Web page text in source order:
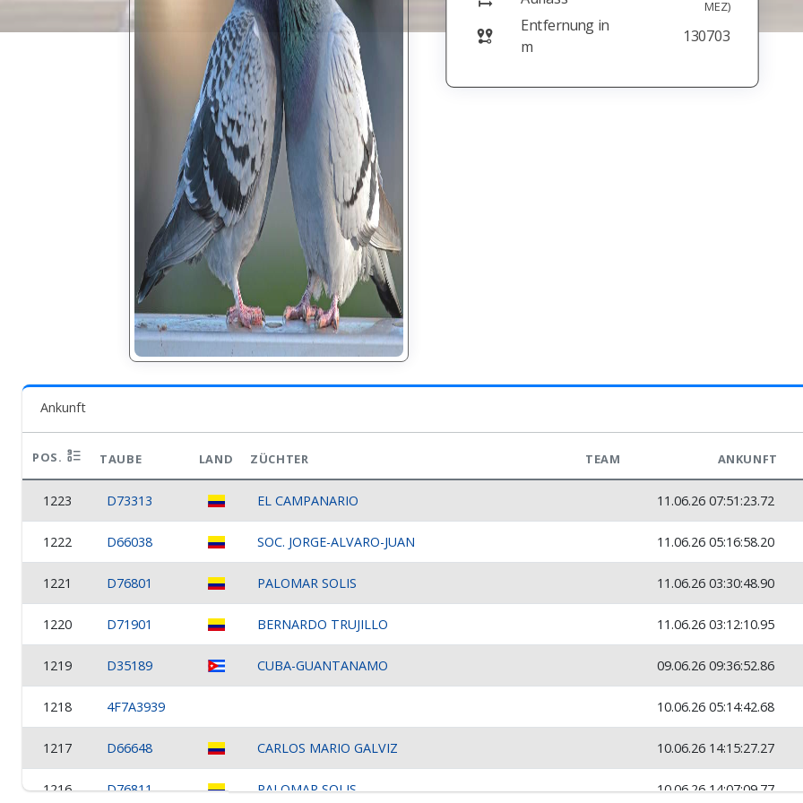
MEZ)
Entfernung in
m
130703
Ankunft
POS. TAUBE LAND ZÜCHTER TEAM ANKUNFT
1223 D73313 EL CAMPANARIO 11.06.26 07:51:23.72
1222 D66038 SOC. JORGE-ALVARO-JUAN 11.06.26 05:16:58.20
1221 D76801 PALOMAR SOLIS 11.06.26 03:30:48.90
1220 D71901 BERNARDO TRUJILLO 11.06.26 03:12:10.95
1219 D35189 CUBA-GUANTANAMO 09.06.26 09:36:52.86
1218 4F7A3939 10.06.26 05:14:42.68
1217 D66648 CARLOS MARIO GALVIZ 10.06.26 14:15:27.27
1216 D76811 PALOMAR SOLIS 10.06.26 14:07:09.77